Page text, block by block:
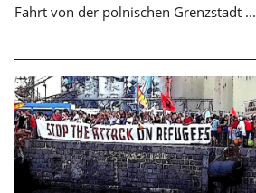
Fahrt von der polnischen Grenzstadt ...